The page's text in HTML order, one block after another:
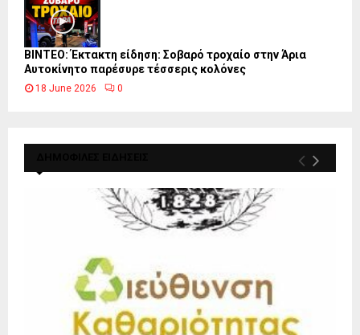
ΒΙΝΤΕΟ: Έκτακτη είδηση: Σοβαρό τροχαίο στην Άρια
Αυτοκίνητο παρέσυρε τέσσερις κολόνες
18 June 2026 0